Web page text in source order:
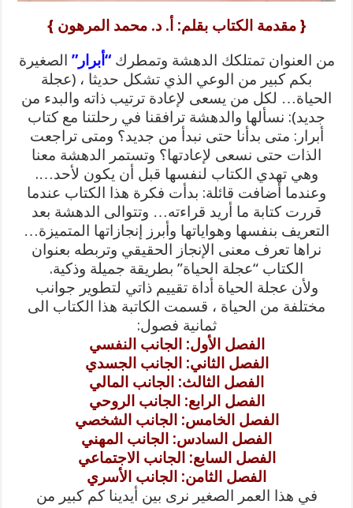
{ مقدمة الكتاب بقلم: أ. د. محمد المرهون }
من العنوان تمتلكك الدهشة وتمطرك“أبرار” الصغيرة
بكم كبير من الوعي الذي تشكل حديثا ، (عجلة
الحياة… لكل من يسعى لإعادة ترتيب ذاته والبدء من
جديد): نسألها والدهشة ترافقنا في رحلتنا مع كتاب
أبرار: متى بدأنا حتى نبدأ من جديد؟ ومتى تراجعت
الذات حتى نسعى لإعادتها؟ وتستمر الدهشة معنا
وهي تهدي الكتاب لنفسها قبل أن يكون لأحد….
وعندما أضافت قائلة: بدأت فكرة هذا الكتاب عندما
قررت كتابة ما أريد قراءته… وتتوالى الدهشة بعد
التعريف بنفسها وهواياتها وأبرز إنجازاتها المتميزة…
نراها تعرف معنى الإنجاز الحقيقي وتربطه بعنوان
الكتاب “عجلة الحياة” بطريقة جميلة وذكية.
ولأن عجلة الحياة أداة تقييم ذاتي لتطوير جوانب
مختلفة من الحياة ، قسمت الكاتبة هذا الكتاب الى
ثمانية فصول:
الفصل الأول: الجانب النفسي
الفصل الثاني: الجانب الجسدي
الفصل الثالث: الجانب المالي
الفصل الرابع: الجانب الروحي
الفصل الخامس: الجانب الشخصي
الفصل السادس: الجانب المهني
الفصل السابع: الجانب الاجتماعي
الفصل الثامن: الجانب الأسري
في هذا العمر الصغير نرى بين أيدينا كم كبير من